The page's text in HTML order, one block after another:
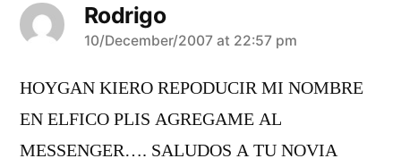
Rodrigo
says:
10/December/2007 at 22:57 pm
HOYGAN KIERO REPODUCIR MI NOMBRE
EN ELFICO PLIS AGREGAME AL
MESSENGER…. SALUDOS A TU NOVIA